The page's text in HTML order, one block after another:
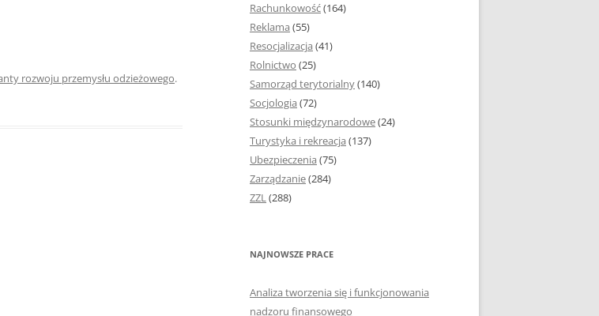
ZAKOŃCZENIE PRACY
DYPLOMOWEJ
BIBLIOGRAFIA
SPIS RYSUNKÓW, TABEL I
ZAŁĄCZNIKÓW
TABELE, RYSUNKI ORAZ WYKRESY
KSIĄŻKI, KTÓRE POMOGĄ CI
rozwoju przemysłu odzieżowego.
Rachunkowość(164)
Reklama (55)
Resocjalizacja (41)
Rolnictwo (25)
Samorząd terytorialny(140)
Socjologia (72)
Stosunki międzynarodowe(24)
Turystyka i rekreacja (137)
Ubezpieczenia (75)
Zarządzanie(284)
ZZL(288)
NAJNOWSZE PRACE
Analiza tworzenia się i funkcjonowania
nadzoru finansowego